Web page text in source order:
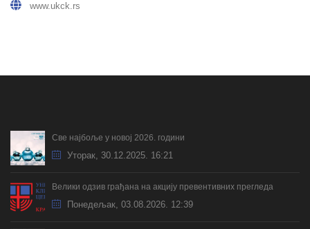
www.ukck.rs
Све најбоље у новој 2026. години
Уторак, 30.12.2025. 16:21
Велики одзив грађана на акцију превентивних прегледа
Понедељак, 03.08.2026. 12:39